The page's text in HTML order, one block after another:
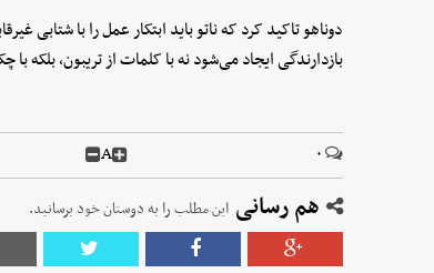
دوناهو تاکید کرد که ناتو باید ابتکار عمل را با
بازدارندگی ایجاد می‌شود نه با کلمات از تریبون، بلکه
۰ A
هم رسانی این مطلب را به دوستان خود برسانید.